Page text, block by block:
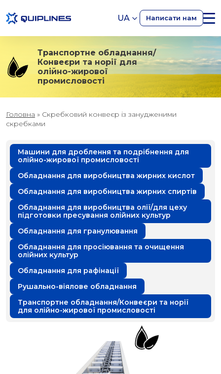
UA Написати нам
Транспортне обладнання/
Конвеєри та норії для
олійно-жирової
промисловості
Головна » Скребковий конвеєр із занудженими
скребками
Машини для дроблення та подрібнення для
олійно-жирової промисловості
Обладнання для виробництва жирних кислот
Обладнання для виробництва жирних спиртів
Обладнання для виробництва олії/для цеху
підготовки пресування олійних культур
Обладнання для гранулювання
Обладнання для просіювання та очищення
олійних культур
Обладнання для рафінації
Рушально-віялове обладнання
Транспортне обладнання/Конвеєри та норії
для олійно-жирової промисловості